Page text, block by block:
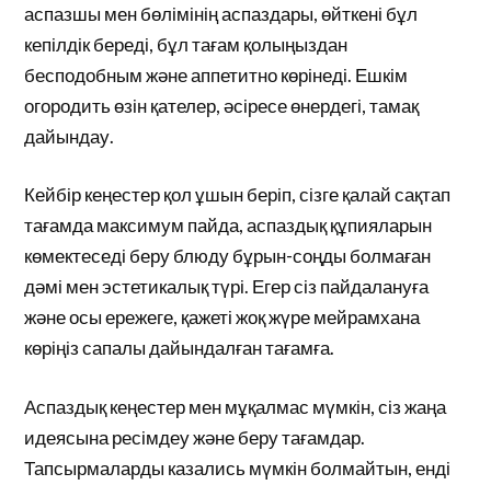
аспазшы мен бөлімінің аспаздары, өйткені бұл
кепілдік береді, бұл тағам қолыңыздан
бесподобным және аппетитно көрінеді. Ешкім
огородить өзін қателер, әсіресе өнердегі, тамақ
дайындау.
Кейбір кеңестер қол ұшын беріп, сізге қалай сақтап
тағамда максимум пайда, аспаздық құпияларын
көмектеседі беру блюду бұрын-соңды болмаған
дәмі мен эстетикалық түрі. Егер сіз пайдалануға
және осы ережеге, қажеті жоқ жүре мейрамхана
көріңіз сапалы дайындалған тағамға.
Аспаздық кеңестер мен мұқалмас мүмкін, сіз жаңа
идеясына ресімдеу және беру тағамдар.
Тапсырмаларды казались мүмкін болмайтын, енді